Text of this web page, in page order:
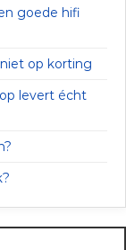
goede hifi
op korting
levert écht